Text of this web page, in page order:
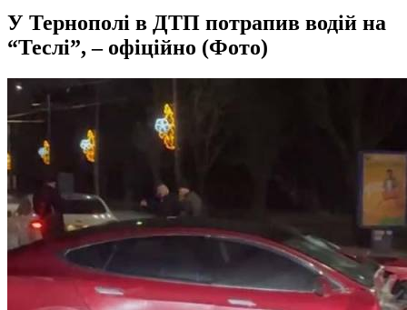
У Тернополі в ДТП потрапив водій на
“Теслі”, – офіційно (Фото)